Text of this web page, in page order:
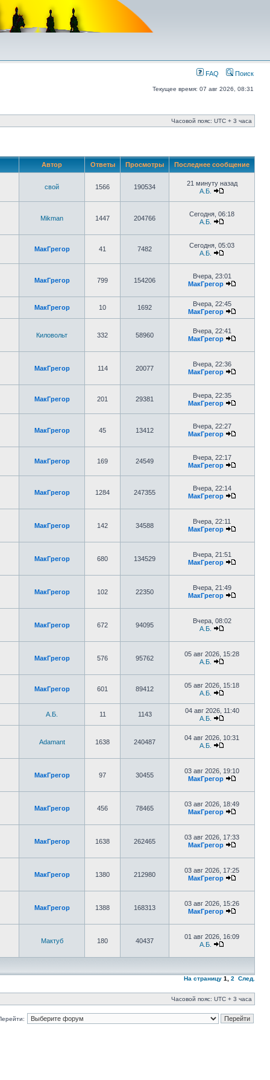
FAQ Поиск
Текущее время: 07 авг 2026, 08:31
Часовой пояс: UTC + 3 часа
Автор Ответы Просмотры Последнее сообщение
свой 1566 190534
21 минуту назад
А.Б.
Mikman 1447 204766
Сегодня, 06:18
А.Б.
МакГрегор 41 7482
Сегодня, 05:03
А.Б.
МакГрегор 799 154206
Вчера, 23:01
МакГрегор
МакГрегор 10 1692
Вчера, 22:45
МакГрегор
Киловольт 332 58960
Вчера, 22:41
МакГрегор
МакГрегор 114 20077
Вчера, 22:36
МакГрегор
МакГрегор 201 29381
Вчера, 22:35
МакГрегор
МакГрегор 45 13412
Вчера, 22:27
МакГрегор
МакГрегор 169 24549
Вчера, 22:17
МакГрегор
МакГрегор 1284 247355
Вчера, 22:14
МакГрегор
МакГрегор 142 34588
Вчера, 22:11
МакГрегор
МакГрегор 680 134529
Вчера, 21:51
МакГрегор
МакГрегор 102 22350
Вчера, 21:49
МакГрегор
МакГрегор 672 94095
Вчера, 08:02
А.Б.
МакГрегор 576 95762
05 авг 2026, 15:28
А.Б.
МакГрегор 601 89412
05 авг 2026, 15:18
А.Б.
А.Б. 11 1143
04 авг 2026, 11:40
А.Б.
Adamant 1638 240487
04 авг 2026, 10:31
А.Б.
МакГрегор 97 30455
03 авг 2026, 19:10
МакГрегор
МакГрегор 456 78465
03 авг 2026, 18:49
МакГрегор
МакГрегор 1638 262465
03 авг 2026, 17:33
МакГрегор
МакГрегор 1380 212980
03 авг 2026, 17:25
МакГрегор
МакГрегор 1388 168313
03 авг 2026, 15:26
МакГрегор
Мактуб 180 40437
01 авг 2026, 16:09
А.Б.
На страницу 1 2 След.
Часовой пояс: UTC + 3 часа